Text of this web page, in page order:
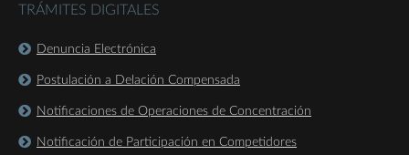
TRÁMITES DIGITALES
Denuncia Electrónica
Postulación a Delación Compensada
Notificaciones de Operaciones de Concentración
Notificación de Participación en Competidores